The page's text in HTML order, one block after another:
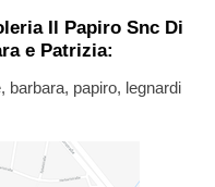
Il Papiro Snc Di
e Patrizia:
barbara, papiro, legnardi